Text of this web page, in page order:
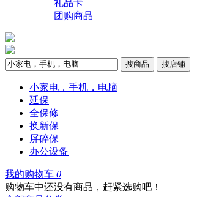
礼品卡
团购商品
搜商品 搜店铺
小家电，手机，电脑
延保
全保修
换新保
屏碎保
办公设备
我的购物车 0
购物车中还没有商品，赶紧选购吧！